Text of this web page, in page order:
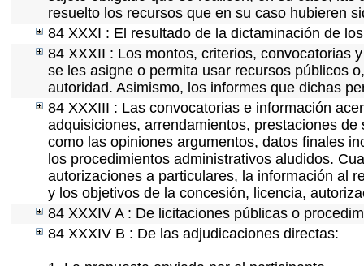
resuelto los recursos que en su caso hubieren
84 XXXI : El resultado de la dictaminación de
84 XXXII : Los montos, criterios, convocatorias
se les asigne o permita usar recursos públicos
autoridad. Asimismo, los informes que dichas
84 XXXIII : Las convocatorias e información
adquisiciones, arrendamientos, prestaciones
como las opiniones argumentos, datos finales
los procedimientos administrativos aludidos.
autorizaciones a particulares, la información al
y los objetivos de la concesión, licencia,
84 XXXIV A : De licitaciones públicas o
84 XXXIV B : De las adjudicaciones directas: